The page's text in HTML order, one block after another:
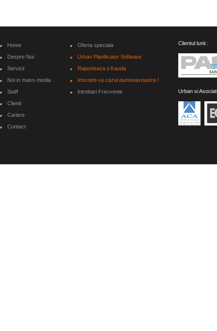
Home
Despre Noi
Servicii
Noi in mass-media
Staff
Clienti
Cariere
Contact
Oferta speciala
Urban Planificator Software
Raporteaza o frauda
Inscrieti-va cazul dumneavoastra !
Intrebari Frecvente
Clientul lunii :
Urban si